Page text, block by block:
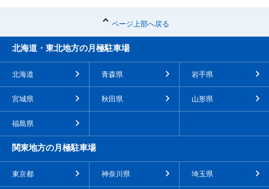
ページ上部へ戻る
北海道・東北地方の月極駐車場
北海道 青森県 岩手県
宮城県 秋田県 山形県
福島県
関東地方の月極駐車場
東京都 神奈川県 埼玉県